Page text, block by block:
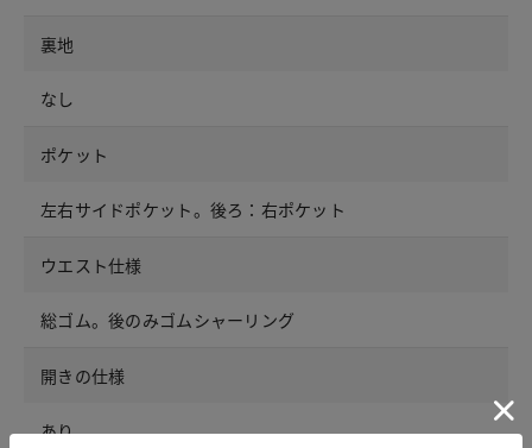
裏地
なし
ポケット
左右サイドポケット。後ろ：右ポケット
ウエスト仕様
総ゴム。後のみゴムシャーリング
開きの仕様
あり